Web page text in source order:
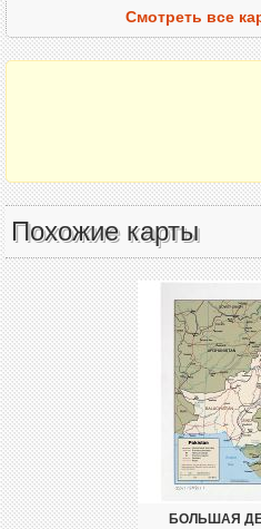
Смотреть все
Похожие карты
БОЛЬШАЯ